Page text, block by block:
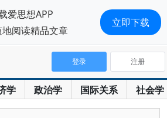
学 政治学 国际关系 社会学
登录 注册
爱思想APP
阅读精品文章
立即下载